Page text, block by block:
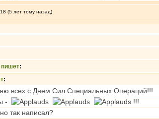
(5 лет тому назад)
пишет:
:
всех с Днем Сил Специальных Операций!!!
-
!!!
так написал?